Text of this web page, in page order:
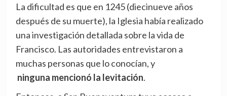
La dificultad es que en 1245 (diecinueve años
después de su muerte), la Iglesia había realizado
una investigación detallada sobre la vida de
Francisco. Las autoridades entrevistaron a
muchas personas que lo conocían, y
ninguna mencionó la levitación.